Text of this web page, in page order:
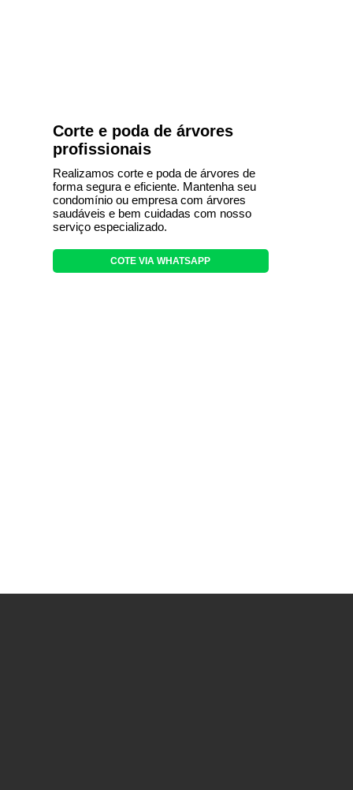
Corte e poda de árvores
profissionais
Realizamos corte e poda de árvores de
forma segura e eficiente. Mantenha seu
condomínio ou empresa com árvores
saudáveis e bem cuidadas com nosso
serviço especializado.
COTE VIA WHATSAPP